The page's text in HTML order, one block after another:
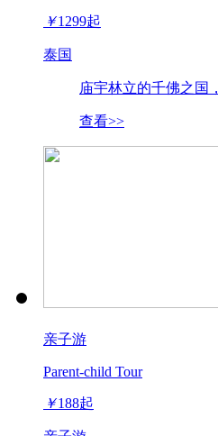
￥1299起
泰国
庙宇林立的千佛之国
查看>>
亲子游
Parent-child Tour
￥188起